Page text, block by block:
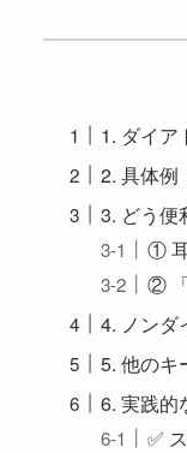
1. ダイア
2. 具体例
3. どう便
①
②
4. ノンダ
5. 他のキ
6. 実践的
✅